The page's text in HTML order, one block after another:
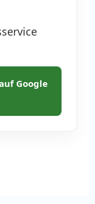
Google